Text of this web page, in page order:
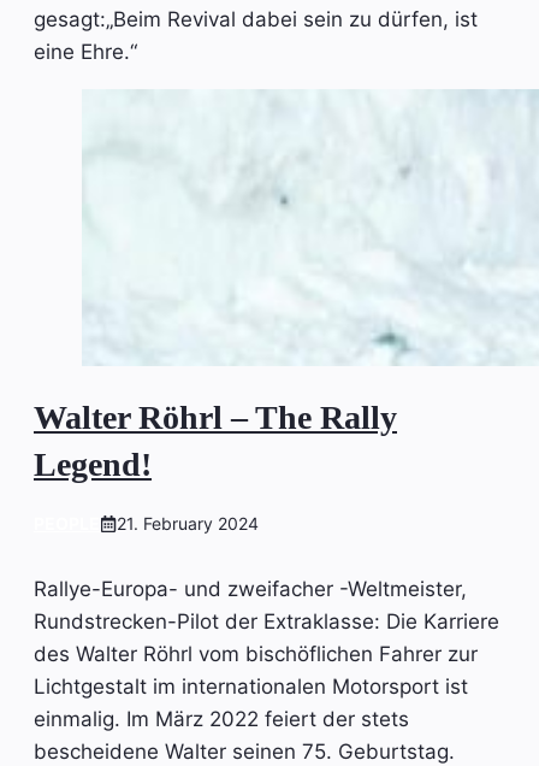
gesagt:„Beim Revival dabei sein zu dürfen, ist
eine Ehre.“
Walter Röhrl – The Rally
Legend!
21. February 2024
Rallye-Europa- und zweifacher -Weltmeister,
Rundstrecken-Pilot der Extraklasse: Die Karriere
des Walter Röhrl vom bischöflichen Fahrer zur
Lichtgestalt im internationalen Motorsport ist
einmalig. Im März 2022 feiert der stets
bescheidene Walter seinen 75. Geburtstag.